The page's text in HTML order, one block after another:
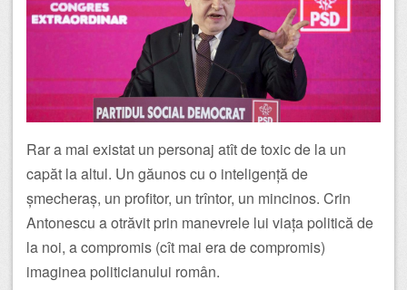
Rar a mai existat un personaj atît de toxic de la un
capăt la altul. Un găunos cu o inteligență de
șmecheraș, un profitor, un trîntor, un mincinos. Crin
Antonescu a otrăvit prin manevrele lui viața politică de
la noi, a compromis (cît mai era de compromis)
imaginea politicianului român.